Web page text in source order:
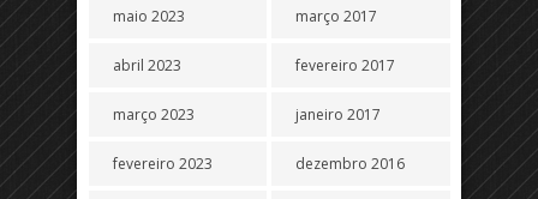
maio 2023
abril 2023
março 2023
fevereiro 2023
março 2017
fevereiro 2017
janeiro 2017
dezembro 2016